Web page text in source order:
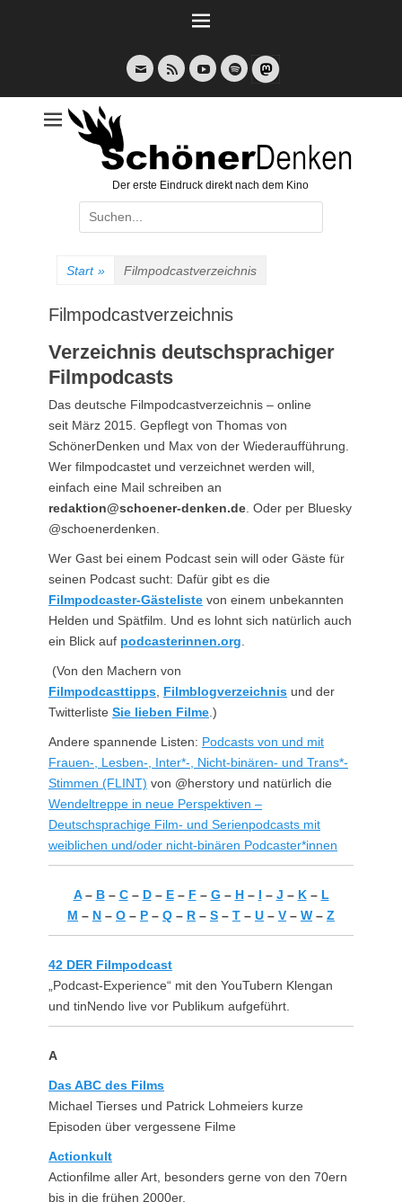
E-
Mail
Feed YouTubeSpotify
Der erste Eindruck direkt nach dem Kino
Suche
nach:
Start » Filmpodcastverzeichnis
Filmpodcastverzeichnis
Verzeichnis deutschsprachiger
Filmpodcasts
Das deutsche Filmpodcastverzeichnis – online
seit März 2015. Gepflegt von Thomas von
SchönerDenken und Max von der Wiederaufführung.
Wer filmpodcastet und verzeichnet werden will,
einfach eine Mail schreiben an
redaktion@schoener-denken.de . Oder per Bluesky
@schoenerdenken.
Wer Gast bei einem Podcast sein will oder Gäste für
seinen Podcast sucht: Dafür gibt es die
Filmpodcaster-Gästeliste von einem unbekannten
Helden und Spätfilm. Und es lohnt sich natürlich auch
ein Blick auf podcasterinnen.org
(Von den Machern von
Filmpodcasttipps Filmblogverzeichnis und der
Twitterliste Sie lieben Filme .)
Andere spannende Listen: Podcasts von und mit
Frauen-, Lesben-, Inter*-, Nicht-binären- und Trans*-
Stimmen (FLINT) von @herstory und natürlich die
Wendeltreppe in neue Perspektiven –
Deutschsprachige Film- und Serienpodcasts mit
weiblichen und/oder nicht-binären Podcaster*innen
A– B– C– D– E– F – G – H– I – J – K– L
M – N – O – P – Q – R – S – T – U – V – W – Z
42 DER Filmpodcast
„Podcast-Experience“ mit den YouTubern Klengan
und tinNendo live vor Publikum aufgeführt.
A
Das ABC des Films
Michael Tierses und Patrick Lohmeiers kurze
Episoden über vergessene Filme
Actionkult
Actionfilme aller Art, besonders gerne von den 70ern
bis in die frühen 2000er.